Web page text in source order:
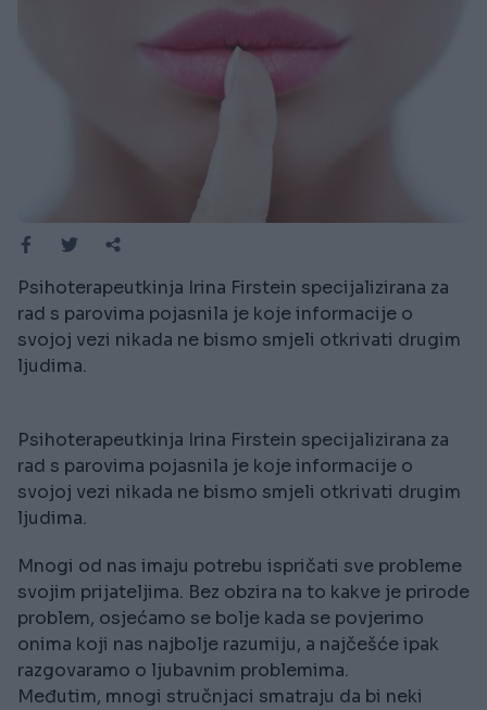
Psihoterapeutkinja Irina Firstein specijalizirana za
rad s parovima pojasnila je koje informacije o
svojoj vezi nikada ne bismo smjeli otkrivati drugim
ljudima.
Psihoterapeutkinja Irina Firstein specijalizirana za
rad s parovima pojasnila je koje informacije o
svojoj vezi nikada ne bismo smjeli otkrivati drugim
ljudima.
Mnogi od nas imaju potrebu ispričati sve probleme
svojim prijateljima. Bez obzira na to kakve je prirode
problem, osjećamo se bolje kada se povjerimo
onima koji nas najbolje razumiju, a najčešće ipak
razgovaramo o ljubavnim problemima.
Međutim, mnogi stručnjaci smatraju da bi neki